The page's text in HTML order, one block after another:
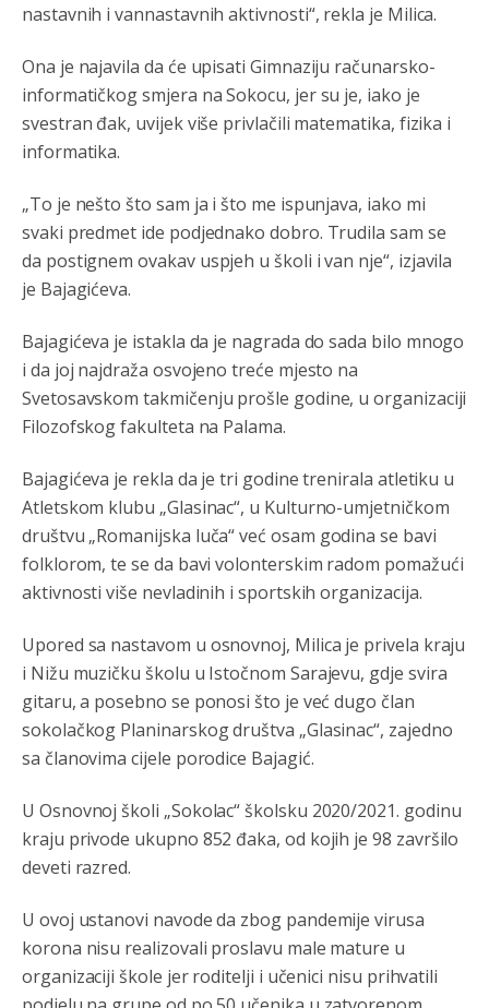
nastavnih i vannastavnih aktivnosti“, rekla je Milica.
Ona je najavila da će upisati Gimnaziju računarsko-
informatičkog smjera na Sokocu, jer su je, iako je
svestran đak, uvijek više privlačili matematika, fizika i
informatika.
„To je nešto što sam ja i što me ispunjava, iako mi
svaki predmet ide podjednako dobro. Trudila sam se
da postignem ovakav uspjeh u školi i van nje“, izjavila
je Bajagićeva.
Bajagićeva je istakla da je nagrada do sada bilo mnogo
i da joj najdraža osvojeno treće mjesto na
Svetosavskom takmičenju prošle godine, u organizaciji
Filozofskog fakulteta na Palama.
Bajagićeva je rekla da je tri godine trenirala atletiku u
Atletskom klubu „Glasinac“, u Kulturno-umjetničkom
društvu „Romanijska luča“ već osam godina se bavi
folklorom, te se da bavi volonterskim radom pomažući
aktivnosti više nevladinih i sportskih organizacija.
Upored sa nastavom u osnovnoj, Milica je privela kraju
i Nižu muzičku školu u Istočnom Sarajevu, gdje svira
gitaru, a posebno se ponosi što je već dugo član
sokolačkog Planinarskog društva „Glasinac“, zajedno
sa članovima cijele porodice Bajagić.
U Osnovnoj školi „Sokolac“ školsku 2020/2021. godinu
kraju privode ukupno 852 đaka, od kojih je 98 završilo
deveti razred.
U ovoj ustanovi navode da zbog pandemije virusa
korona nisu realizovali proslavu male mature u
organizaciji škole jer roditelji i učenici nisu prihvatili
Možete sebi umisliti da je i Kosovo dio Srbije al
ste nebeski narod
Анонимно2806773 јуче 6:56
АМЕРИКАНЦИ ДО КРАЈА ГОДИНЕ ОДЛАЗЕ СА
Анонимно2806773 јуче 6:59
Затвара се и база Бондстил, у којој је лета 1999.
године било чак 7.000 војника.
Косово више није у моди, Амери се селе у Иран.
Анонимно2806773 јуче 7:05
Војска Србије се враћа на Косово и Метохију.
Анонимно2806721 јуче 7:23
Promjeni dilera
Анонимно2807323 јуче 9:51
Vise je Republika SRPSKA drzava nego Kosovo. Sa
niko sa 23 posto federacije to ne moze u Republici
Srpskoj. Zato zivjela REPUBLIKA SRPSKA
Анонимно2807441 јуче 10:21
муслимански екстремиста,шта он има са тзв Косовом?
Откуд онолико увече арапа по Палама са комплет
породицама?
накотило се
Анонимно2807447
10:24
Техеран и нинџе по Палама